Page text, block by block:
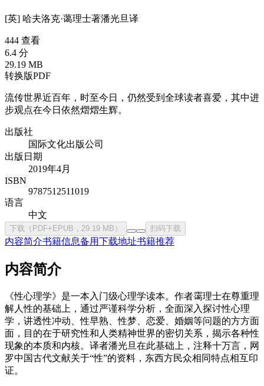
[英] 哈夫洛克·蔼理士著潘光旦译
444 查看
6.4 分
29.19 MB
转换版PDF
流传世界近百年，时至今日，仍然受到全球读者喜爱，其中进
步观点在今日依然熠熠生辉。
出版社
国际文化出版公司
出版日期
2019年4月
ISBN
9787512511019
语言
中文
下载（PDF+EPUB，29.19 MB） 扫码下载
内容简介书籍信息备用下载地址书籍推荐
内容简介
《性心理学》是一本入门级心理学读本。作者霭理士在尊重理
解人性的基础上，通过严谨科学分析，全面深入探讨性心理
学，讲透性冲动、性早熟、性梦、恋爱、婚姻等问题的方方面
面，目的在于研究性和人类精神世界的密切关系，揭示各种性
现象的本质和内核。译者潘光旦在此基础上，注释十万言，网
罗中国古代文献关于“性”的资料，东西方民众相同特点相互印
证。